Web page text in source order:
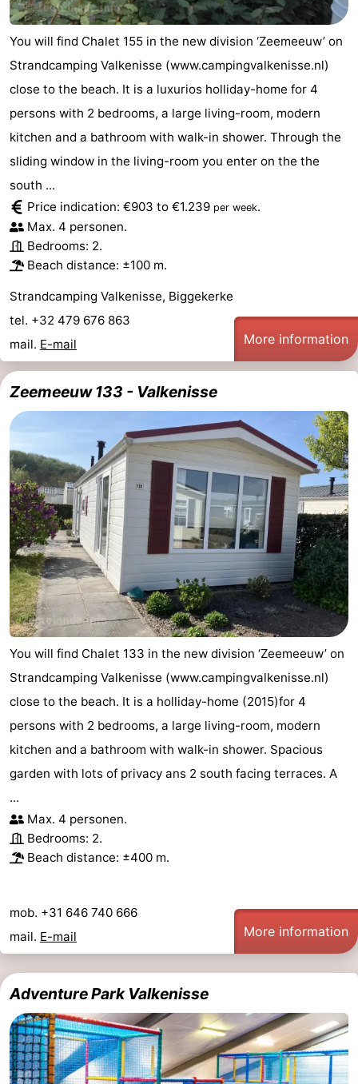
You will find Chalet 155 in the new division ‘Zeemeeuw’ on
Strandcamping Valkenisse (www.campingvalkenisse.nl)
close to the beach. It is a luxurios holliday-home for 4
persons with 2 bedrooms, a large living-room, modern
kitchen and a bathroom with walk-in shower. Through the
sliding window in the living-room you enter on the the
south ...
Price indication: €903 to €1.239 per week.
Max. 4 personen.
Bedrooms: 2.
Beach distance: ±100 m.
Strandcamping Valkenisse, Biggekerke
tel. +32 479 676 863
mail. E-mail More information
Zeemeeuw 133 - Valkenisse
You will find Chalet 133 in the new division ‘Zeemeeuw’ on
Strandcamping Valkenisse (www.campingvalkenisse.nl)
close to the beach. It is a holliday-home (2015)for 4
persons with 2 bedrooms, a large living-room, modern
kitchen and a bathroom with walk-in shower. Spacious
garden with lots of privacy ans 2 south facing terraces. A
...
Max. 4 personen.
Bedrooms: 2.
Beach distance: ±400 m.
mob. +31 646 740 666
mail. E-mail More information
Adventure Park Valkenisse